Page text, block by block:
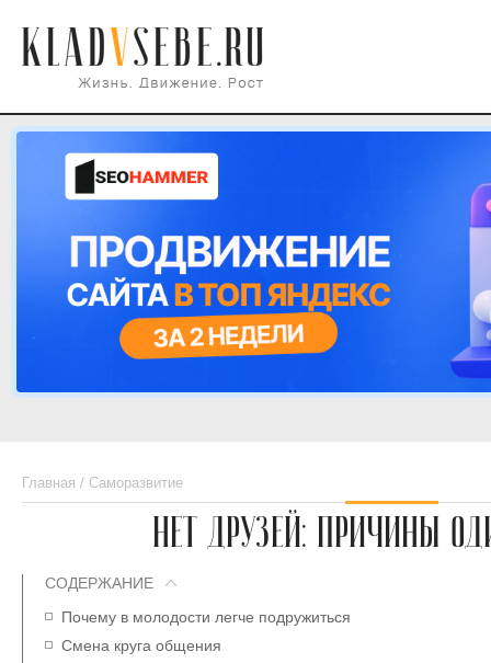
Главная / Саморазвитие
НЕТ ДРУЗЕЙ: ПРИЧИНЫ
СОДЕРЖАНИЕ
Почему в молодости легче подружиться
Смена круга общения